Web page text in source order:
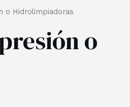
o Hidrolimpiadoras
o